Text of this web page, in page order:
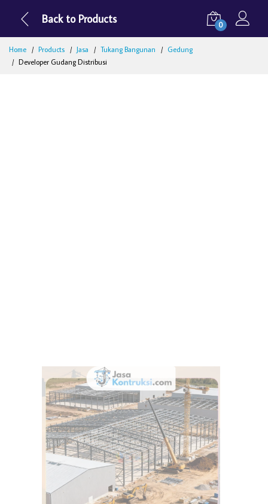
Back to Products 0
Home Products Jasa Tukang Bangunan
Gedung
Developer Gudang Distribusi